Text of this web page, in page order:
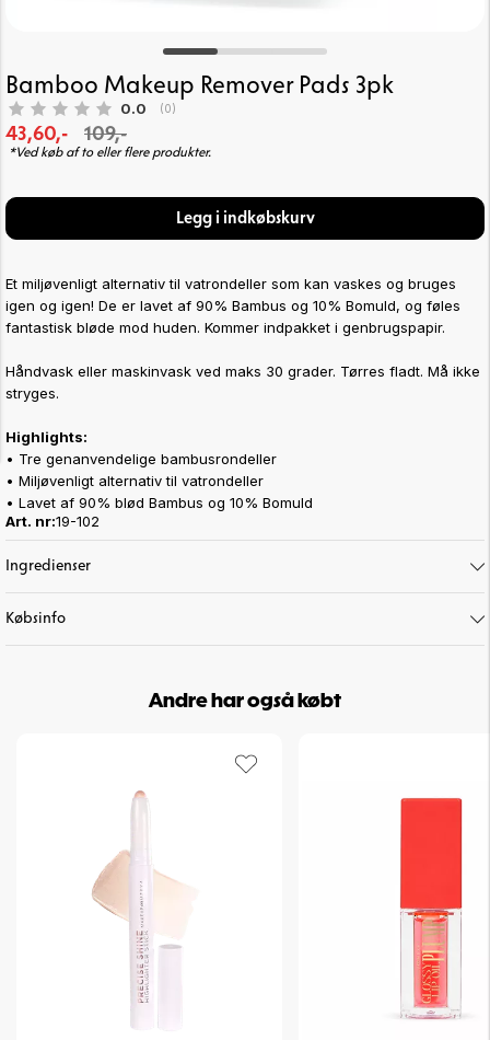
Bamboo Makeup Remover Pads 3pk
Gennemsnitlig vurdering:
0.0 (stemmer:
0)
43,60,- 109,-
*Ved køb af to eller flere produkter.
Legg i indkøbskurv
Et miljøvenligt alternativ til vatrondeller som kan vaskes og bruges
igen og igen! De er lavet af 90% Bambus og 10% Bomuld, og føles
fantastisk bløde mod huden. Kommer indpakket i genbrugspapir.
Håndvask eller maskinvask ved maks 30 grader. Tørres fladt. Må ikke
stryges.
Highlights:
• Tre genanvendelige bambusrondeller
• Miljøvenligt alternativ til vatrondeller
• Lavet af 90% blød Bambus og 10% Bomuld
Art. nr:19-102
Ingredienser
Købsinfo
Andre har også købt